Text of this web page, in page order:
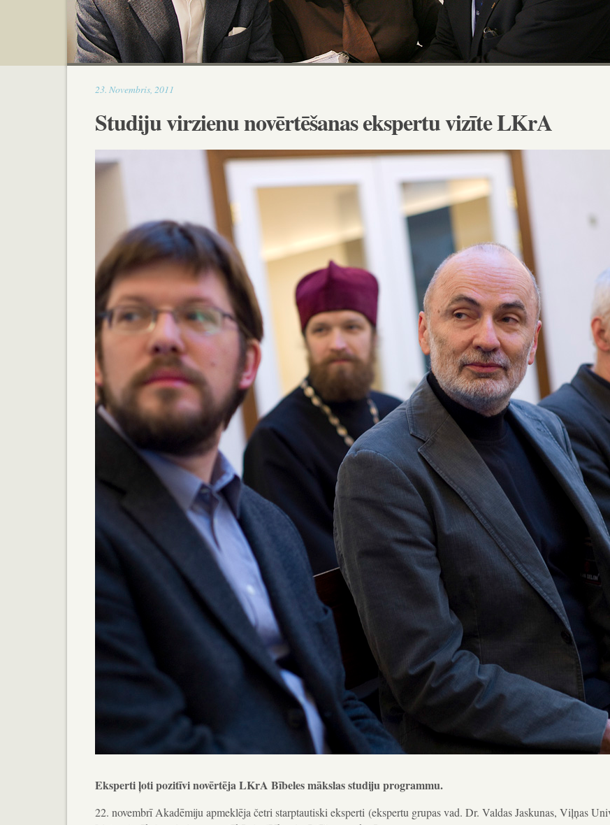
23.Novembris,2011
Studiju virzienu novērtēšanas ekspertu vizīte LKrA
Eksperti ļoti pozitīvi novērtēja LKrA Bībeles mākslas studiju programmu.
22. novembrī Akadēmiju apmeklēja četri starptautiski eksperti (ekspertu grupas vad. Dr. Valdas Jaskunas, Viļņas